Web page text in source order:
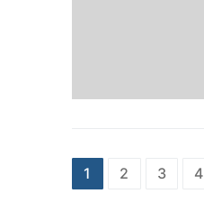
Paginação
1 2 3 4